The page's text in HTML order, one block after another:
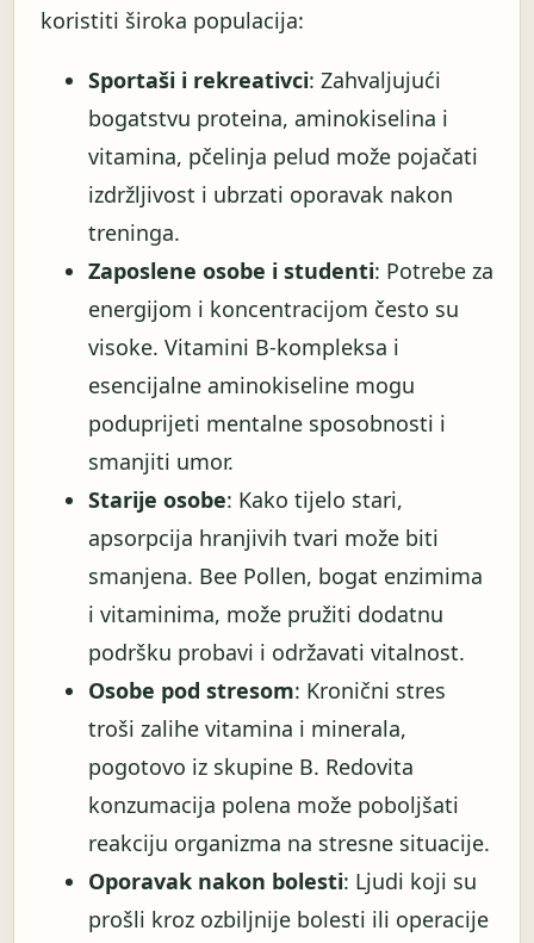
koristiti široka populacija:
Sportaši i rekreativci: Zahvaljujući
bogatstvu proteina, aminokiselina i
vitamina, pčelinja pelud može pojačati
izdržljivost i ubrzati oporavak nakon
treninga.
Zaposlene osobe i studenti: Potrebe za
energijom i koncentracijom često su
visoke. Vitamini B-kompleksa i
esencijalne aminokiseline mogu
poduprijeti mentalne sposobnosti i
smanjiti umor.
Starije osobe: Kako tijelo stari,
apsorpcija hranjivih tvari može biti
smanjena. Bee Pollen, bogat enzimima
i vitaminima, može pružiti dodatnu
podršku probavi i održavati vitalnost.
Osobe pod stresom: Kronični stres
troši zalihe vitamina i minerala,
pogotovo iz skupine B. Redovita
konzumacija polena može poboljšati
reakciju organizma na stresne situacije.
Oporavak nakon bolesti: Ljudi koji su
prošli kroz ozbiljnije bolesti ili operacije